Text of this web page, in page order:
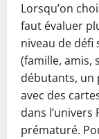
Lorsqu’on
faut évaluer
niveau de défi
(famille, amis,
débutants, un
avec des
dans l’univers
prématuré.